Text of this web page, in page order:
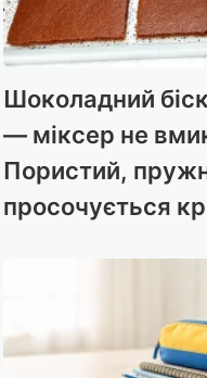
Шоколадний
— міксер не
Пористий,
просочується